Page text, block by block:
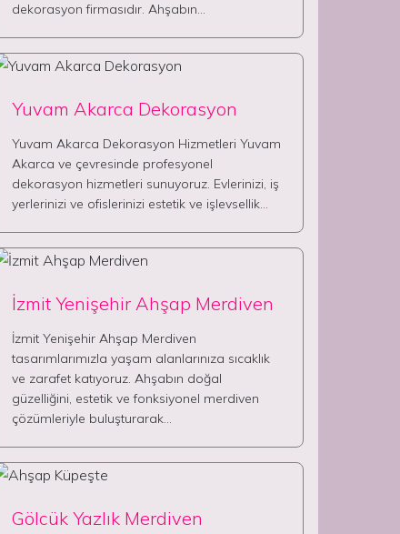
dekorasyon firmasıdır. Ahşabın…
Yuvam Akarca Dekorasyon
Yuvam Akarca Dekorasyon Hizmetleri Yuvam
Akarca ve çevresinde profesyonel
dekorasyon hizmetleri sunuyoruz. Evlerinizi, iş
yerlerinizi ve ofislerinizi estetik ve işlevsellik…
İzmit Yenişehir Ahşap Merdiven
İzmit Yenişehir Ahşap Merdiven
tasarımlarımızla yaşam alanlarınıza sıcaklık
ve zarafet katıyoruz. Ahşabın doğal
güzelliğini, estetik ve fonksiyonel merdiven
çözümleriyle buluşturarak…
Gölcük Yazlık Merdiven